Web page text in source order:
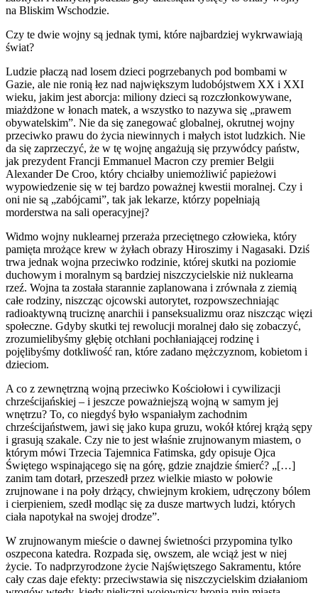
na Bliskim Wschodzie.
Czy te dwie wojny są jednak tymi, które najbardziej wykrwawiają
świat?
Ludzie płaczą nad losem dzieci pogrzebanych pod bombami w
Gazie, ale nie ronią łez nad największym ludobójstwem XX i XXI
wieku, jakim jest aborcja: miliony dzieci są rozczłonkowywane,
miażdżone w łonach matek, a wszystko to nazywa się „prawem
obywatelskim”. Nie da się zanegować globalnej, okrutnej wojny
przeciwko prawu do życia niewinnych i małych istot ludzkich. Nie
da się zaprzeczyć, że w tę wojnę angażują się przywódcy państw,
jak prezydent Francji Emmanuel Macron czy premier Belgii
Alexander De Croo, który chciałby uniemożliwić papieżowi
wypowiedzenie się w tej bardzo poważnej kwestii moralnej. Czy i
oni nie są „zabójcami”, tak jak lekarze, którzy popełniają
morderstwa na sali operacyjnej?
Widmo wojny nuklearnej przeraża przeciętnego człowieka, który
pamięta mrożące krew w żyłach obrazy Hiroszimy i Nagasaki. Dziś
trwa jednak wojna przeciwko rodzinie, której skutki na poziomie
duchowym i moralnym są bardziej niszczycielskie niż nuklearna
rzeź. Wojna ta została starannie zaplanowana i zrównała z ziemią
całe rodziny, niszcząc ojcowski autorytet, rozpowszechniając
radioaktywną truciznę anarchii i panseksualizmu oraz niszcząc więzi
społeczne. Gdyby skutki tej rewolucji moralnej dało się zobaczyć,
zrozumielibyśmy głębię otchłani pochłaniającej rodzinę i
pojęlibyśmy dotkliwość ran, które zadano mężczyznom, kobietom i
dzieciom.
A co z zewnętrzną wojną przeciwko Kościołowi i cywilizacji
chrześcijańskiej – i jeszcze poważniejszą wojną w samym jej
wnętrzu? To, co niegdyś było wspaniałym zachodnim
chrześcijaństwem, jawi się jako kupa gruzu, wokół której krążą sępy
i grasują szakale. Czy nie to jest właśnie zrujnowanym miastem, o
którym mówi Trzecia Tajemnica Fatimska, gdy opisuje Ojca
Świętego wspinającego się na górę, gdzie znajdzie śmierć? „[…]
zanim tam dotarł, przeszedł przez wielkie miasto w połowie
zrujnowane i na poły drżący, chwiejnym krokiem, udręczony bólem
i cierpieniem, szedł modląc się za dusze martwych ludzi, których
ciała napotykał na swojej drodze”.
W zrujnowanym mieście o dawnej świetności przypomina tylko
oszpecona katedra. Rozpada się, owszem, ale wciąż jest w niej
życie. To nadprzyrodzone życie Najświętszego Sakramentu, które
cały czas daje efekty: przeciwstawia się niszczycielskim działaniom